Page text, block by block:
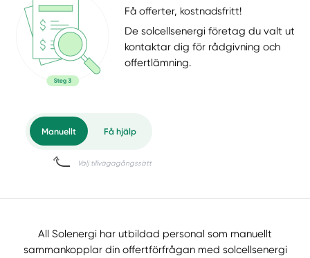
Få offerter, kostnadsfritt!
De solcellsenergi företag du valt ut
kontaktar dig för rådgivning och
offertlämning.
All Solenergi har utbildad personal som manuellt
sammankopplar din offertförfrågan med solcellsenergi